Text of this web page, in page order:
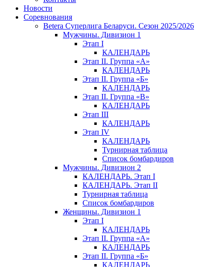
Новости
Соревнования
Betera Суперлига Беларуси. Сезон 2025/2026
Мужчины. Дивизион 1
Этап I
КАЛЕНДАРЬ
Этап II. Группа «А»
КАЛЕНДАРЬ
Этап II. Группа «Б»
КАЛЕНДАРЬ
Этап II. Группа «В»
КАЛЕНДАРЬ
Этап III
КАЛЕНДАРЬ
Этап IV
КАЛЕНДАРЬ
Турнирная таблица
Список бомбардиров
Мужчины. Дивизион 2
КАЛЕНДАРЬ. Этап I
КАЛЕНДАРЬ. Этап II
Турнирная таблица
Список бомбардиров
Женщины. Дивизион 1
Этап I
КАЛЕНДАРЬ
Этап II. Группа «А»
КАЛЕНДАРЬ
Этап II. Группа «Б»
КАЛЕНДАРЬ